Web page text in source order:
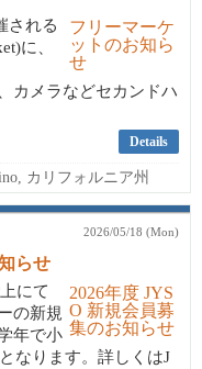
される
に、
カメラなどセカンドハ
Details
カリフォルニア州
2026/05/18 (Mon)
らせ
にて
の新規
年で小
なります。詳しくはJ